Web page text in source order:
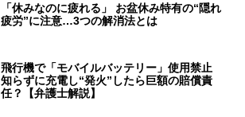
「休みなのに疲れる」 お盆休み特有の“隠れ
疲労”に注意…3つの解消法とは
飛行機で「モバイルバッテリー」使用禁止
知らずに充電し“発火”したら巨額の賠償責
任？【弁護士解説】